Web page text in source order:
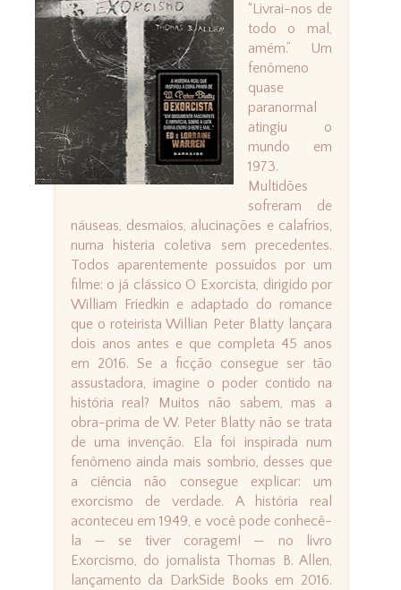
“Livrai-nos de
todo o mal,
amém.” Um
fenômeno
quase
paranormal
atingiu o
mundo em
1973.
Multidões
sofreram de
náuseas, desmaios, alucinações e calafrios,
numa histeria coletiva sem precedentes.
Todos aparentemente possuídos por um
filme: o já clássico O Exorcista, dirigido por
William Friedkin e adaptado do romance
que o roteirista Willian Peter Blatty lançara
dois anos antes e que completa 45 anos
em 2016. Se a ficção consegue ser tão
assustadora, imagine o poder contido na
história real? Muitos não sabem, mas a
obra-prima de W. Peter Blatty não se trata
de uma invenção. Ela foi inspirada num
fenômeno ainda mais sombrio, desses que
a ciência não consegue explicar: um
exorcismo de verdade. A história real
aconteceu em 1949, e você pode conhecê-
la — se tiver coragem! — no livro
Exorcismo, do jornalista Thomas B. Allen,
lançamento da DarkSide Books em 2016.